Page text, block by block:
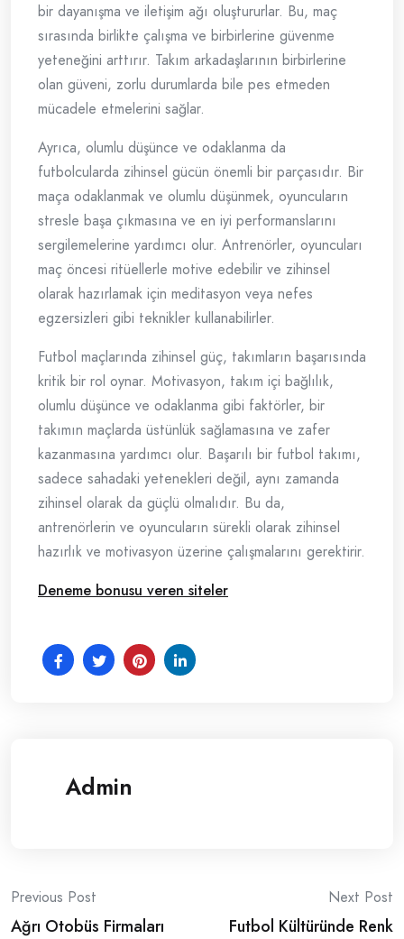
bir dayanışma ve iletişim ağı oluştururlar. Bu, maç
sırasında birlikte çalışma ve birbirlerine güvenme
yeteneğini arttırır. Takım arkadaşlarının birbirlerine
olan güveni, zorlu durumlarda bile pes etmeden
mücadele etmelerini sağlar.
Ayrıca, olumlu düşünce ve odaklanma da
futbolcularda zihinsel gücün önemli bir parçasıdır. Bir
maça odaklanmak ve olumlu düşünmek, oyuncuların
stresle başa çıkmasına ve en iyi performanslarını
sergilemelerine yardımcı olur. Antrenörler, oyuncuları
maç öncesi ritüellerle motive edebilir ve zihinsel
olarak hazırlamak için meditasyon veya nefes
egzersizleri gibi teknikler kullanabilirler.
Futbol maçlarında zihinsel güç, takımların başarısında
kritik bir rol oynar. Motivasyon, takım içi bağlılık,
olumlu düşünce ve odaklanma gibi faktörler, bir
takımın maçlarda üstünlük sağlamasına ve zafer
kazanmasına yardımcı olur. Başarılı bir futbol takımı,
sadece sahadaki yetenekleri değil, aynı zamanda
zihinsel olarak da güçlü olmalıdır. Bu da,
antrenörlerin ve oyuncuların sürekli olarak zihinsel
hazırlık ve motivasyon üzerine çalışmalarını gerektirir.
Deneme bonusu veren siteler
Admin
Post
Previous Post
Ağrı Otobüs Firmaları
Next Post
Futbol Kültüründe Renk